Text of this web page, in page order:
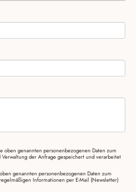
oben genannten personenbezogenen Daten zum
Verwaltung der Anfrage gespeichert und verarbeitet
genannten personenbezogenen Daten zum
Informationen per E-Mail (Newsletter)